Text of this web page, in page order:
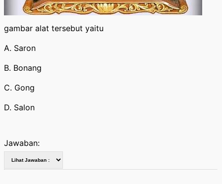
gambar alat tersebut yaitu
A. Saron
B. Bonang
C. Gong
D. Salon
Jawaban: